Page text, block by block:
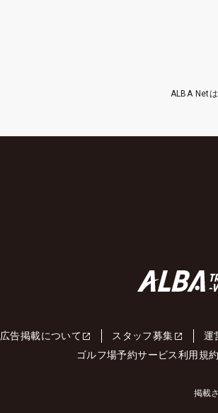
ALBA Net
広告掲載について スタッフ募集 運
ゴルフ場予約サービス利用規約
掲載